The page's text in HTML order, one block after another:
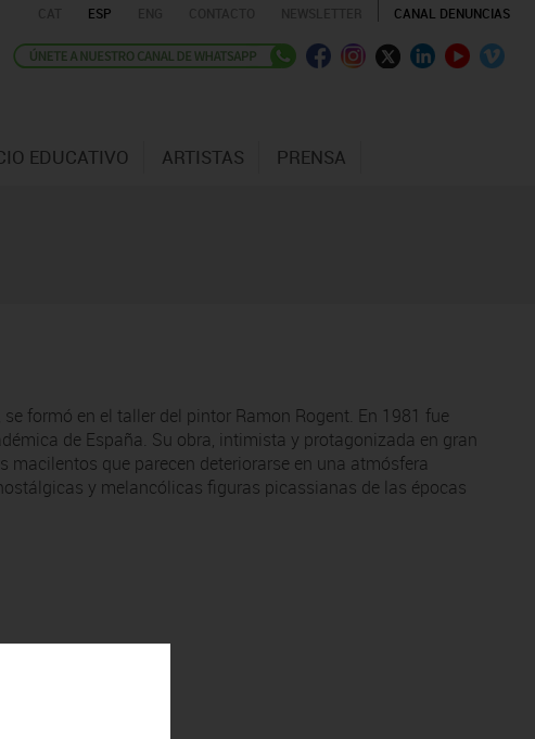
ESP CANAL DENUNCIAS
EDUCATIVO ARTISTAS PRENSA
formó en el taller del pintor Ramon Rogent. En 1981 fue
de España. Su obra, intimista y protagonizada en gran
que parecen deteriorarse en una atmósfera
y melancólicas figuras picassianas de las épocas